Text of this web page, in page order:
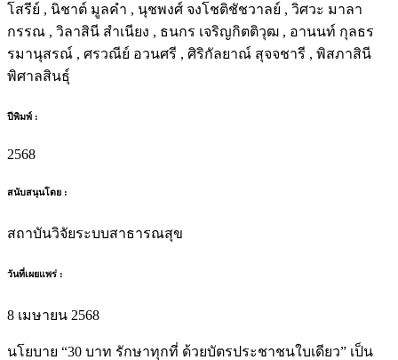
โสรีย์ , นิชาต์ มูลคำ , นุชพงศ์ จงโชติชัชวาลย์ , วิศวะ มาลา
กรรณ , วิลาสินี สำเนียง , ธนกร เจริญกิตติวุฒ , อานนท์ กุลธร
รมานุสรณ์ , ศรวณีย์ อวนศรี , ศิริกัลยาณ์ สุจจชารี , พิสภาสินี
พิศาลสินธุ์
ปีพิมพ์ :
2568
สนับสนุนโดย :
สถาบันวิจัยระบบสาธารณสุข
วันที่เผยแพร่ :
8 เมษายน 2568
นโยบาย “30 บาท รักษาทุกที่ ด้วยบัตรประชาชนใบเดียว” เป็น